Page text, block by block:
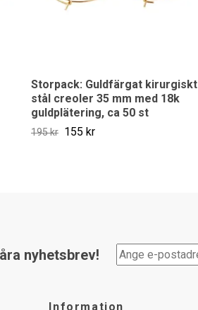
Storpack: Guldfärgat kirurgiskt
stål creoler 35 mm med 18k
guldplätering, ca 50 st
195 kr 155 kr
nyhetsbrev!
Information